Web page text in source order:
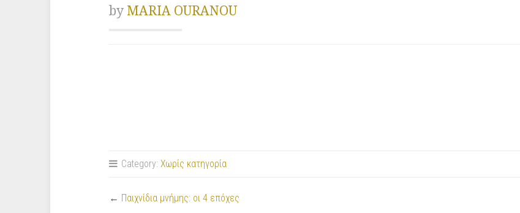
by MARIA OURANOU
Category: Χωρίς κατηγορία
← Παιχνίδια μνήμης: οι 4 επόχες